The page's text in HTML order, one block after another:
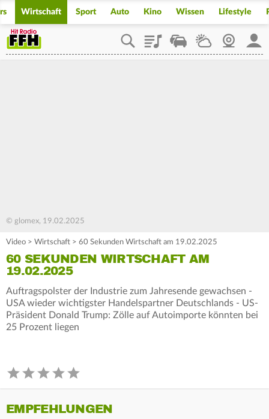
Wirtschaft Sport Auto Kino Wissen Lifestyle
PlaylistStaupilotWetterWebcam
© glomex, 19.02.2025
Video > Wirtschaft > 60 Sekunden Wirtschaft am 19.02.2025
60 SEKUNDEN WIRTSCHAFT AM
19.02.2025
Auftragspolster der Industrie zum Jahresende gewachsen -
USA wieder wichtigster Handelspartner Deutschlands - US-
Präsident Donald Trump: Zölle auf Autoimporte könnten bei
25 Prozent liegen
EMPFEHLUNGEN